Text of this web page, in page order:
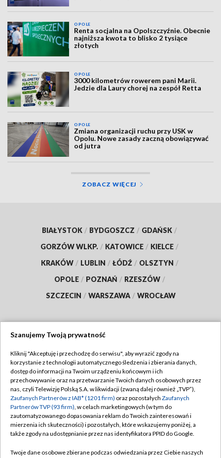
OPOLE
Renta socjalna na Opolszczyźnie. Obecnie
najniższa kwota to blisko 2 tysiące
złotych
OPOLE
3000 kilometrów rowerem pani Marii.
Jedzie dla Laury chorej na zespół Retta
OPOLE
Zmiana organizacji ruchu przy USK w
Opolu. Nowe zasady zaczną obowiązywać
od jutra
ZOBACZ WIĘCEJ
BIAŁYSTOK / BYDGOSZCZ / GDAŃSK /
GORZÓW WLKP. / KATOWICE / KIELCE /
KRAKÓW / LUBLIN / ŁÓDŹ / OLSZTYN /
OPOLE / POZNAŃ / RZESZÓW /
SZCZECIN / WARSZAWA / WROCŁAW
TVP
Abonament TVP
Emisja w TVP
Centrum informacji TVP
Naziemna Telewizja Cyfrowa
Regulamin TVP
Polityka prywatności
Moje zgody
Pomoc
Szanujemy Twoją prywatność
Kliknij "Akceptuję i przechodzę do serwisu", aby wyrazić zgody na
korzystanie z technologii automatycznego śledzenia i zbierania danych,
dostęp do informacji na Twoim urządzeniu końcowym i ich
przechowywanie oraz na przetwarzanie Twoich danych osobowych przez
nas, czyli Telewizję Polską S.A. w likwidacji (zwaną dalej również „TVP”),
Zaufanych Partnerów z IAB* (1201 firm) oraz pozostałych Zaufanych
Partnerów TVP (93 firm), w celach marketingowych (w tym do
zautomatyzowanego dopasowania reklam do Twoich zainteresowań i
mierzenia ich skuteczności) i pozostałych, które wskazujemy poniżej, a
także zgody na udostępnianie przez nas identyfikatora PPID do Google.
Twoje dane osobowe zbierane podczas odwiedzania przez Ciebie naszych